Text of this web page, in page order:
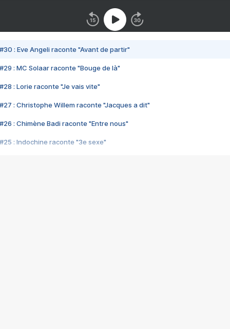
#30 : Eve Angeli raconte "Avant de partir"
#29 : MC Solaar raconte "Bouge de là"
#28 : Lorie raconte "Je vais vite"
#27 : Christophe Willem raconte "Jacques a dit"
#26 : Chimène Badi raconte "Entre nous"
#25 : Indochine raconte "3e sexe"